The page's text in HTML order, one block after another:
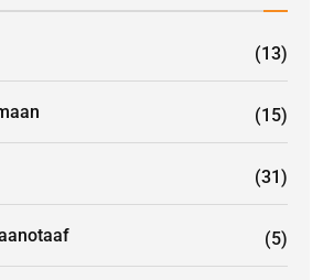
(13)
(15)
(31)
(5)